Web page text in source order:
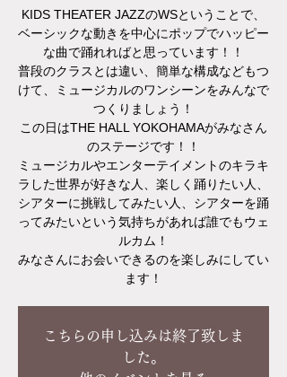
KIDS THEATER JAZZのWSということで、
ベーシックな動きを中心にポップでハッピー
な曲で踊れればと思っています！！
普段のクラスとは違い、簡単な構成などもつ
けて、ミュージカルのワンシーンをみんなで
つくりましょう！
この日はTHE HALL YOKOHAMAがみなさん
のステージです！！
ミュージカルやエンターテイメントのキラキ
ラした世界が好きな人、楽しく踊りたい人、
シアターに挑戦してみたい人、シアターを踊
ってみたいという気持ちがあれば誰でもウェ
ルカム！
みなさんにお会いできるのを楽しみにしてい
ます！
こちらの申し込みは終了致しま
した。